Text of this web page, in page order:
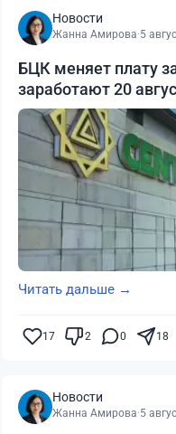
Новости
Жанна Амирова·5
БЦК меняет плату
заработают 20
Читать дальше →
17 2 0 18
Новости
Жанна Амирова·5